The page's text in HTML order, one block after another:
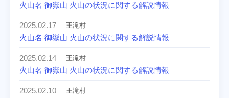
火山名 御嶽山 火山の状況に関する解説情報
王滝村
2025.02.17
火山名 御嶽山 火山の状況に関する解説情報
王滝村
2025.02.14
火山名 御嶽山 火山の状況に関する解説情報
王滝村
2025.02.10